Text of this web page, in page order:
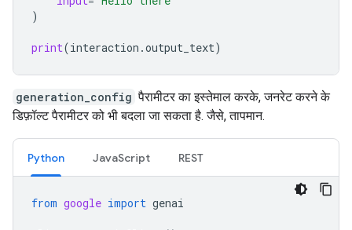
)
print(interaction .output_text)
generation_config पैरामीटर का इस्तेमाल करके, जनरेट करने के
डिफ़ॉल्ट पैरामीटर को भी बदला जा सकता है. जैसे, तापमान.
Python JavaScript REST
from google import genai